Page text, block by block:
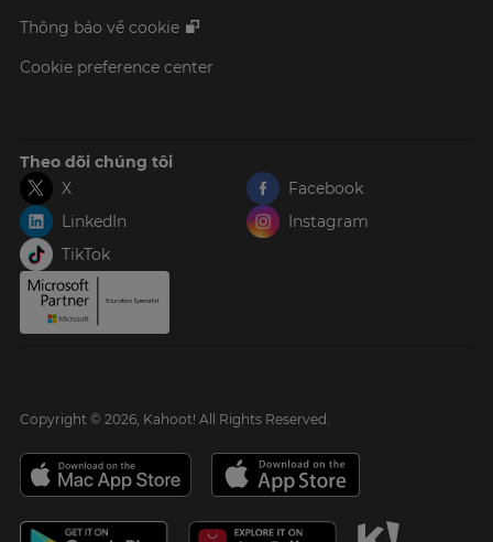
Thông báo về cookie
Cookie preference center
Theo dõi chúng tôi
X
Facebook
LinkedIn
Instagram
TikTok
Copyright © 2026, Kahoot! All Rights Reserved.